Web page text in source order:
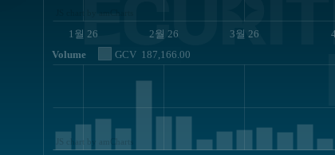
1월 26 2월 26 3월 26
Volume GCV 187,166.00